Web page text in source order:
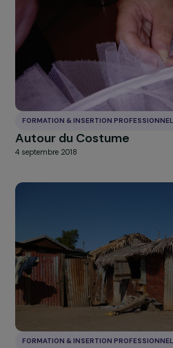
disparition
4 septembre 2018